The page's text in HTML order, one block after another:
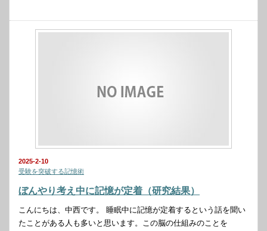
2025-2-10
受験を突破する記憶術
ぼんやり考え中に記憶が定着（研究結果）
こんにちは、中西です。 睡眠中に記憶が定着するという話を聞い
たことがある人も多いと思います。この脳の仕組みのことを